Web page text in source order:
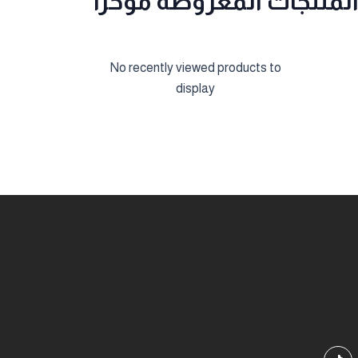
No recently viewed products to
display
T